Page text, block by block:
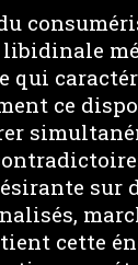
qui
ce
sur
cette